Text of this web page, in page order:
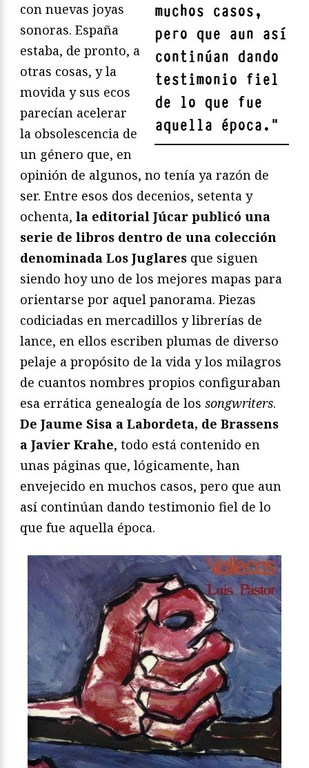
muchos casos,
pero que aun así
continúan dando
testimonio fiel
de lo que fue
aquella época. "
con nuevas joyas
sonoras. España
estaba, de pronto, a
otras cosas, y la
movida y sus ecos
parecían acelerar
la obsolescencia de
un género que, en
opinión de algunos, no tenía ya razón de
ser. Entre esos dos decenios, setenta y
ochenta, la editorial Júcar publicó una
serie de libros dentro de una colección
denominada Los Juglares que siguen
siendo hoy uno de los mejores mapas para
orientarse por aquel panorama. Piezas
codiciadas en mercadillos y librerías de
lance, en ellos escriben plumas de diverso
pelaje a propósito de la vida y los milagros
de cuantos nombres propios configuraban
esa errática genealogía de los songwriters.
De Jaume Sisa a Labordeta, de Brassens
a Javier Krahe, todo está contenido en
unas páginas que, lógicamente, han
envejecido en muchos casos, pero que aun
así continúan dando testimonio fiel de lo
que fue aquella época.